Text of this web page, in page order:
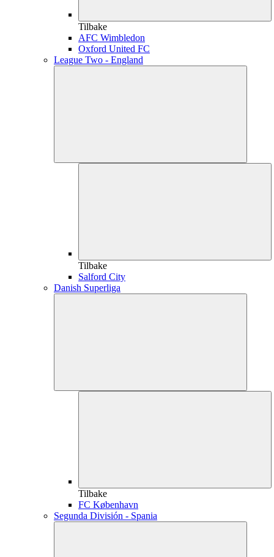
Tilbake
AFC Wimbledon
Oxford United FC
League Two - England
Tilbake
Salford City
Danish Superliga
Tilbake
FC København
Segunda División - Spania